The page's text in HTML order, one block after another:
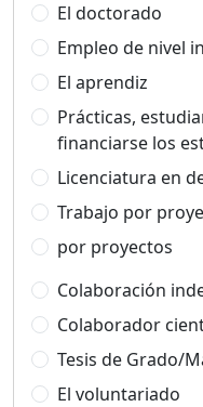
El doctorado
Empleo de nivel
El aprendiz
Prácticas,
financiarse los
Licenciatura en
Trabajo por
por proyectos
Colaboración
Colaborador
Tesis de Grado/
El voluntariado